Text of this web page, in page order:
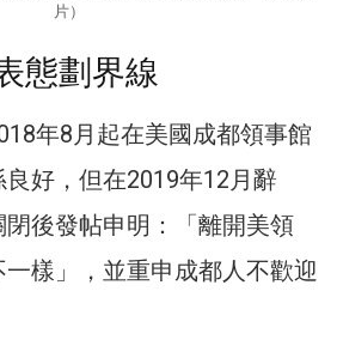
片）
態劃界線
年8月起在美國成都領事館
好，但在2019年12月辭
後發帖申明：「離開美領
樣」，並重申成都人不歡迎